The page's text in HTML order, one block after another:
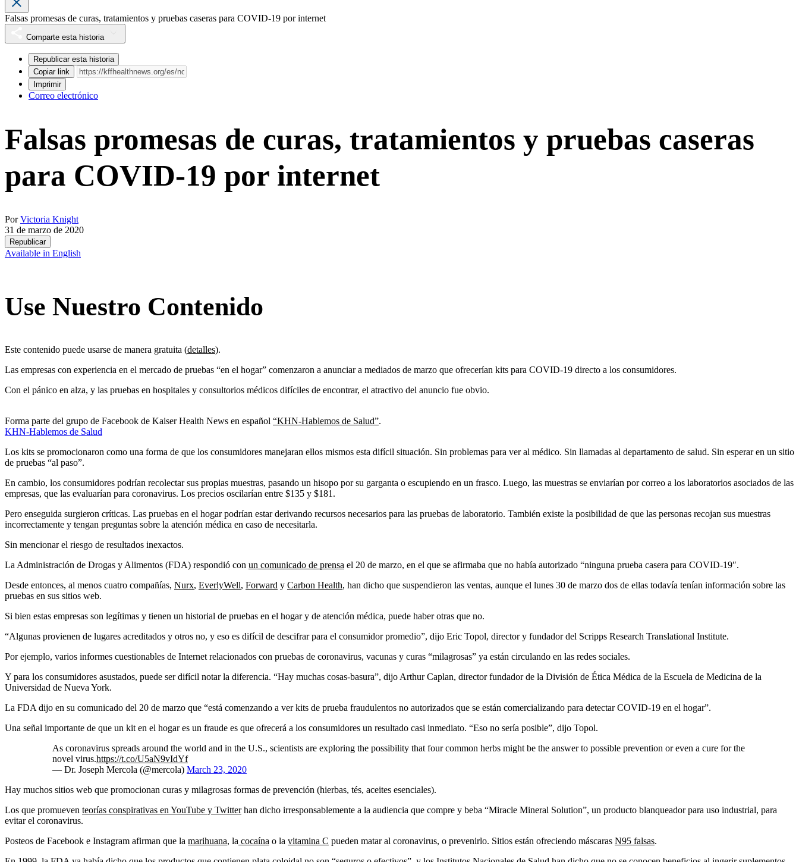
Falsas promesas de curas, tratamientos y pruebas caseras para COVID-19 por internet
Comparte esta historia
Republicar esta historia
Copiar link
Imprimir
Correo electrónico
Falsas promesas de curas, tratamientos y pruebas caseras
para COVID-19 por internet
PorVictoria Knight
31 de marzo de 2020
Republicar
Available in English
Use Nuestro Contenido
Este contenido puede usarse de manera gratuita (detalles).
Las empresas con experiencia en el mercado de pruebas “en el hogar” comenzaron a anunciar a mediados de marzo que ofrecerían kits para COVID-19 directo a los consumidores.
Con el pánico en alza, y las pruebas en hospitales y consultorios médicos difíciles de encontrar, el atractivo del anuncio fue obvio.
Forma parte del grupo de Facebook de Kaiser Health News en español “KHN-Hablemos de Salud”.
KHN-Hablemos de Salud
Los kits se promocionaron como una forma de que los consumidores manejaran ellos mismos esta difícil situación. Sin problemas para ver al médico. Sin llamadas al departamento de salud. Sin esperar en un sitio
de pruebas “al paso”.
En cambio, los consumidores podrían recolectar sus propias muestras, pasando un hisopo por su garganta o escupiendo en un frasco. Luego, las muestras se enviarían por correo a los laboratorios asociados de las
empresas, que las evaluarían para coronavirus. Los precios oscilarían entre $135 y $181.
Pero enseguida surgieron críticas. Las pruebas en el hogar podrían estar derivando recursos necesarios para las pruebas de laboratorio. También existe la posibilidad de que las personas recojan sus muestras
incorrectamente y tengan preguntas sobre la atención médica en caso de necesitarla.
Sin mencionar el riesgo de resultados inexactos.
La Administración de Drogas y Alimentos (FDA) respondió con un comunicado de prensa el 20 de marzo, en el que se afirmaba que no había autorizado “ninguna prueba casera para COVID-19″.
Desde entonces, al menos cuatro compañías, Nurx, EverlyWell, Forward y Carbon Health, han dicho que suspendieron las ventas, aunque el lunes 30 de marzo dos de ellas todavía tenían información sobre las
pruebas en sus sitios web.
Si bien estas empresas son legítimas y tienen un historial de pruebas en el hogar y de atención médica, puede haber otras que no.
“Algunas provienen de lugares acreditados y otros no, y eso es difícil de descifrar para el consumidor promedio”, dijo Eric Topol, director y fundador del Scripps Research Translational Institute.
Por ejemplo, varios informes cuestionables de Internet relacionados con pruebas de coronavirus, vacunas y curas “milagrosas” ya están circulando en las redes sociales.
Y para los consumidores asustados, puede ser difícil notar la diferencia. “Hay muchas cosas-basura”, dijo Arthur Caplan, director fundador de la División de Ética Médica de la Escuela de Medicina de la
Universidad de Nueva York.
La FDA dijo en su comunicado del 20 de marzo que “está comenzando a ver kits de prueba fraudulentos no autorizados que se están comercializando para detectar COVID-19 en el hogar”.
Una señal importante de que un kit en el hogar es un fraude es que ofrecerá a los consumidores un resultado casi inmediato. “Eso no sería posible”, dijo Topol.
As coronavirus spreads around the world and in the U.S., scientists are exploring the possibility that four common herbs might be the answer to possible prevention or even a cure for the
novel virus.https://t.co/U5aN9vIdYf
— Dr. Joseph Mercola (@mercola) March 23, 2020
Hay muchos sitios web que promocionan curas y milagrosas formas de prevención (hierbas, tés, aceites esenciales).
Los que promueven teorías conspirativas en YouTube y Twitterhan dicho irresponsablemente a la audiencia que compre y beba “Miracle Mineral Solution”, un producto blanqueador para uso industrial, para
evitar el coronavirus.
Posteos de Facebook e Instagram afirman que la marihuana, la cocaína o la vitamina C pueden matar al coronavirus, o prevenirlo. Sitios están ofreciendo máscaras N95 falsas.